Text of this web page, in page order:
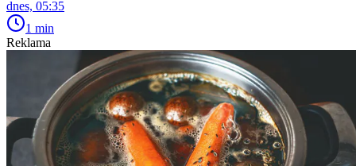
dnes, 05:35
1 min
Reklama